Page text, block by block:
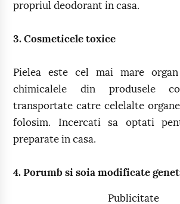
propriul deodorant in casa.
3. Cosmeticele toxice
Pielea este cel mai mare
chimicalele din produsele
transportate catre celelalte
folosim. Incercati sa optati
preparate in casa.
4. Porumb si soia modificate
Publicitate